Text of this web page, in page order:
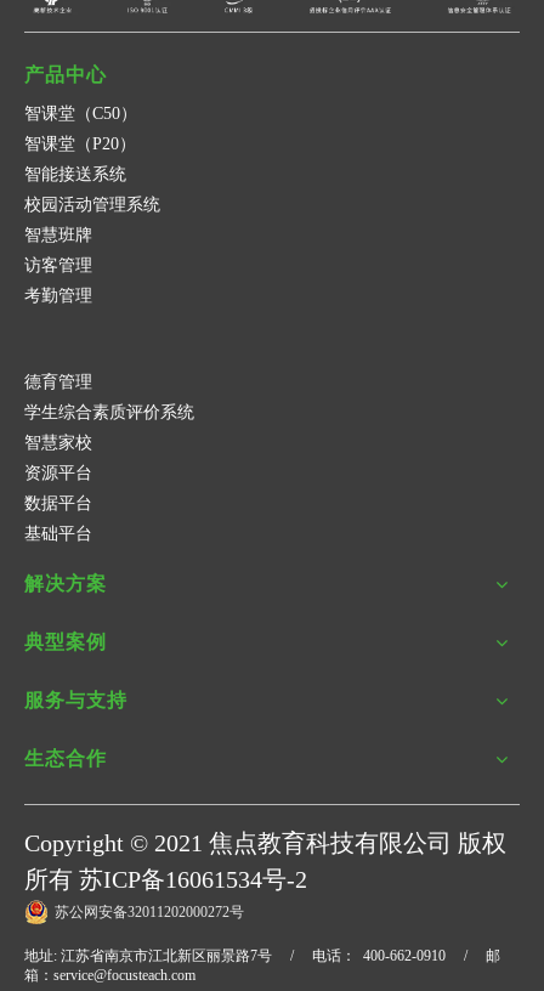
产品中心
智课堂（C50）
智课堂（P20）
智能接送系统
校园活动管理系统
智慧班牌
访客管理
考勤管理
德育管理
学生综合素质评价系统
智慧家校
资源平台
数据平台
基础平台
解决方案
典型案例
服务与支持
生态合作
Copyright © 2021 焦点教育科技有限公司 版权
所有 苏ICP备16061534号-2
苏公网安备32011202000272号
地址: 江苏省南京市江北新区丽景路7号 / 电话： 400-662-0910 / 邮
箱： service@focusteach.com